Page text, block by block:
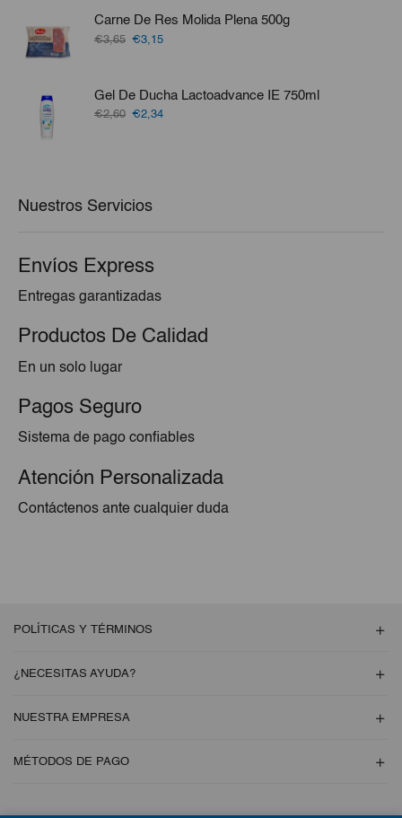
era:
€90,39.
es:
€84,10.
Carne De Res Molida Plena 500g
€3,65 El
era:
€3,65.
€3,15El
es:
€3,15.
Gel De Ducha Lactoadvance IE 750ml
€2,60 El
€2,34El
Nuestros Servicios
Envíos Express
Entregas garantizadas
Productos De Calidad
En un solo lugar
Pagos Seguro
Sistema de pago confiables
Atención Personalizada
Contáctenos ante cualquier duda
POLÍTICAS Y TÉRMINOS
¿NECESITAS AYUDA?
NUESTRA EMPRESA
MÉTODOS DE PAGO